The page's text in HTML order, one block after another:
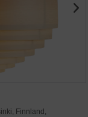
Finnland,